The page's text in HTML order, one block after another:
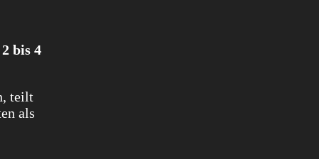
bis 4
teilt
als